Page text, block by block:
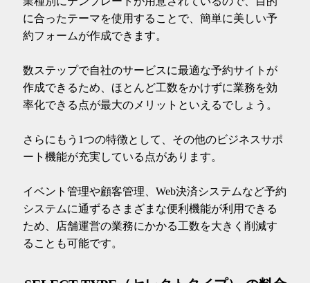
に合ったテーマを使用することで、簡単に美しい予
約フォームが作成できます。
数ステップで自社のサービスに最適な予約サイトが
作成できるため、ほとんど工数をかけずに業務を効
率化できる点が最大のメリットといえるでしょう。
さらにもう1つの特徴として、その他のビジネスサポ
ート機能が充実している点があります。
イベント管理や顧客管理、Web決済システムなど予約
システムに通ずるさまざまな便利機能が利用できる
ため、店舗運営の業務にかかる工数を大きく削減す
ることも可能です。